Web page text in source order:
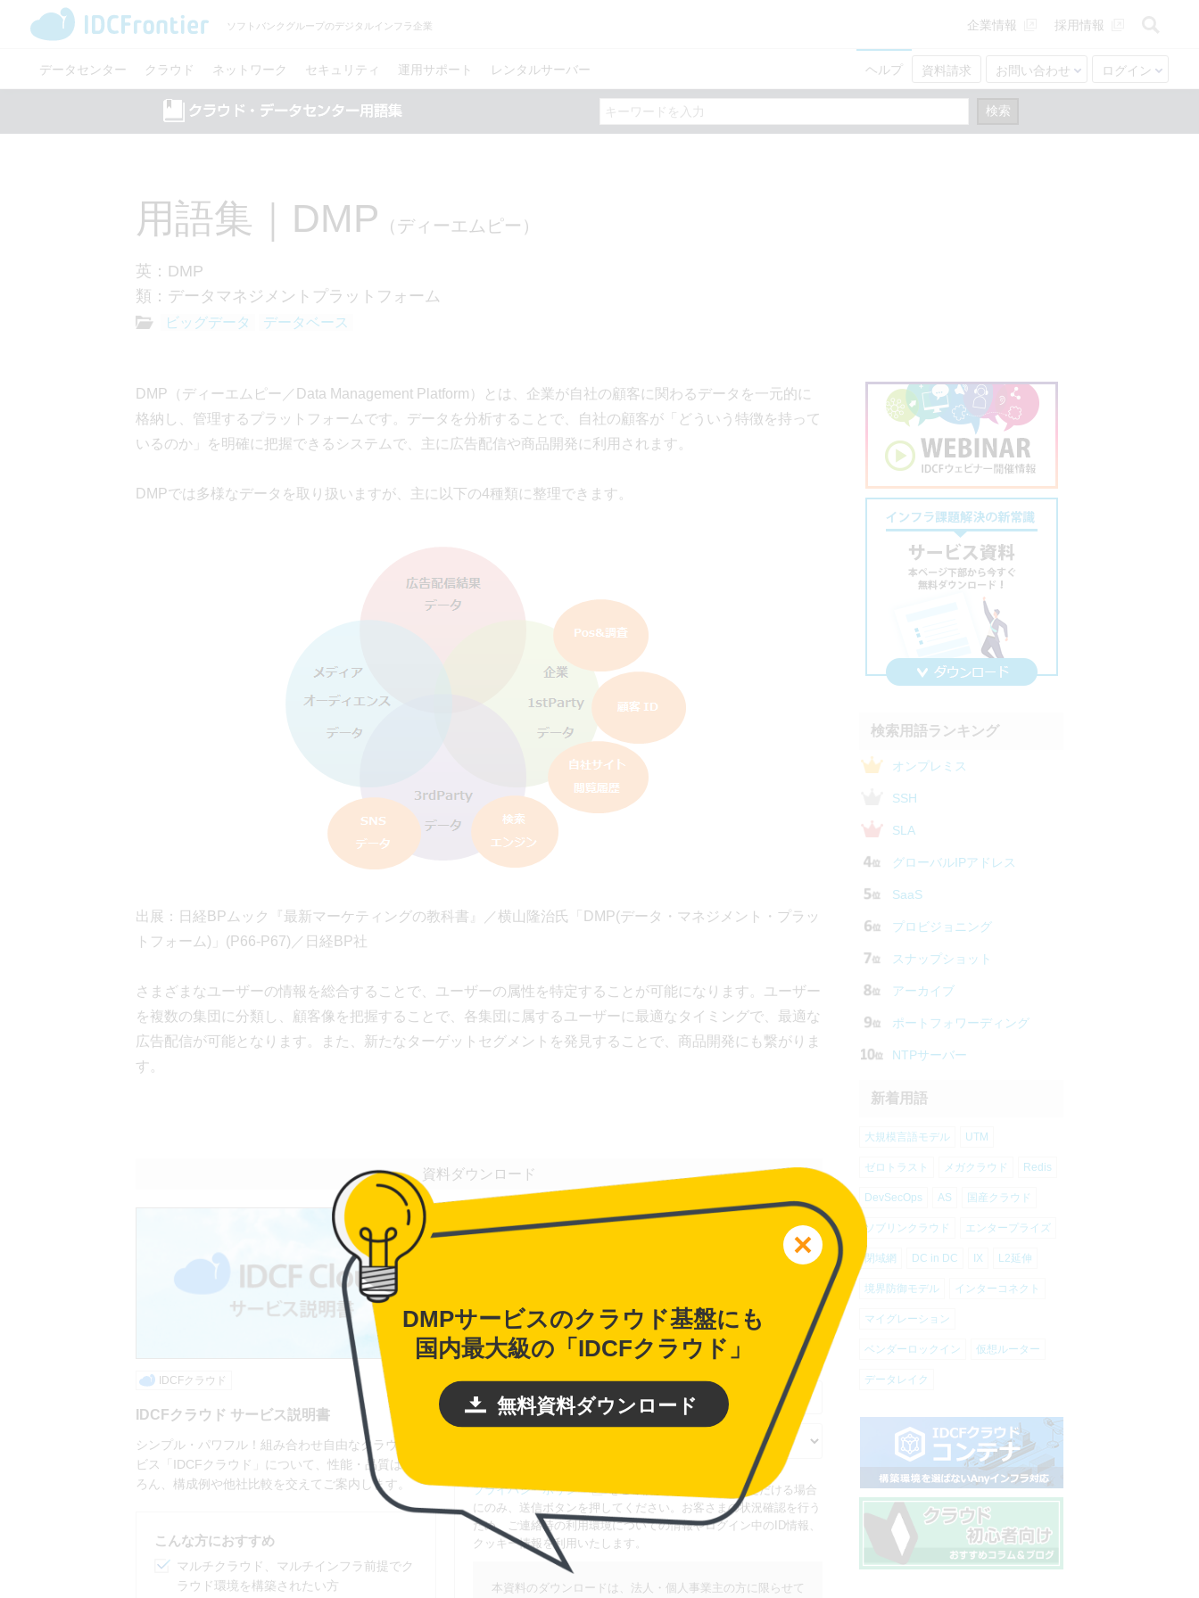
ソフトバンクグループのデジタルインフラ企業 企業情報 採用情報
データセンター クラウド ネットワーク セキュリティ 運用サポート レンタルサーバー ヘルプ 資料請求 お問い合わせ ログイン
用語集｜DMP （ディーエムピー）
英：DMP
類：データマネジメントプラットフォーム
ビッグデータ データベース
DMP（ディーエムピー／Data Management Platform）とは、企業が自社の顧客に関わるデータを一元的に
格納し、管理するプラットフォームです。データを分析することで、自社の顧客が「どういう特徴を持って
いるのか」を明確に把握できるシステムで、主に広告配信や商品開発に利用されます。
DMPでは多様なデータを取り扱いますが、主に以下の4種類に整理できます。
出展：日経BPムック『最新マーケティングの教科書』／横山隆治氏「DMP(データ・マネジメント・プラッ
トフォーム)」(P66-P67)／日経BP社
さまざまなユーザーの情報を総合することで、ユーザーの属性を特定することが可能になります。ユーザー
を複数の集団に分類し、顧客像を把握することで、各集団に属するユーザーに最適なタイミングで、最適な
広告配信が可能となります。また、新たなターゲットセグメントを発見することで、商品開発にも繋がりま
す。
検索用語ランキング
オンプレミス
SSH
SLA
グローバルIPアドレス
SaaS
プロビジョニング
スナップショット
アーカイブ
ポートフォワーディング
NTPサーバー
新着用語
大規模言語モデル UTM
ゼロトラスト メガクラウド Redis
DevSecOps AS 国産クラウド
ソブリンクラウド エンタープライズ
閉域網 DC in DC IX L2延伸
境界防御モデル インターコネクト
マイグレーション
ベンダーロックイン 仮想ルーター
データレイク
DMPサービスのクラウド基盤にも
国内最大級の「IDCFクラウド」
無料資料ダウンロード